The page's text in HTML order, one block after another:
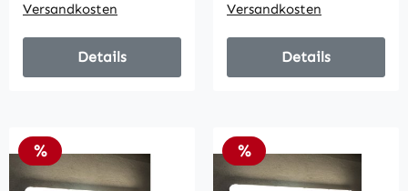
Versandkosten
Details
Versandkosten
Details
Rabatt
% Rabatt
%